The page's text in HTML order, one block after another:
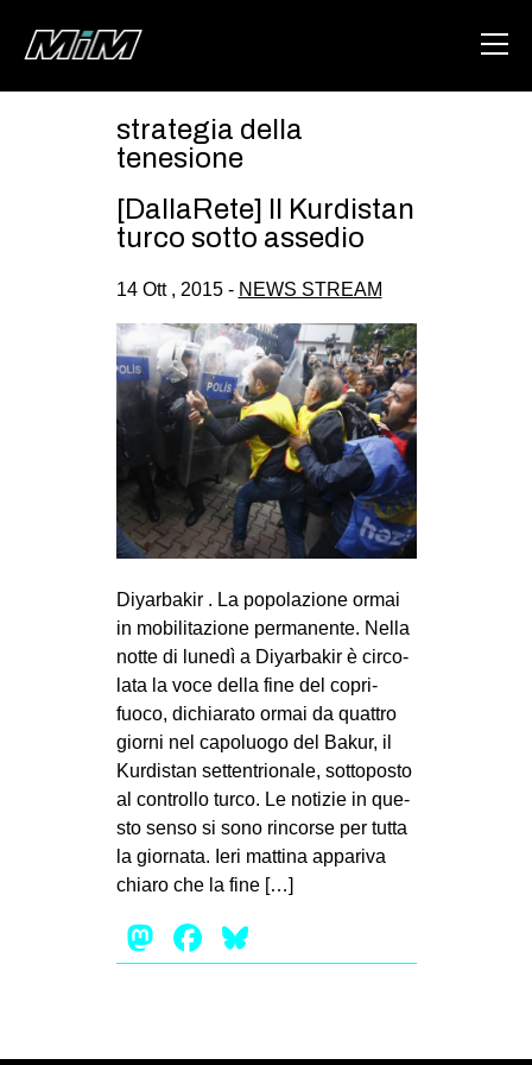
HOME
ABOUT
DEGENERAZIONE
GAZA FREESTYLE
CSOA LAMBRETTA
MSM
STUDENTI TSUNAMI
ZAM
MILANO
SPAZI
SPORT POPOLARE
MOVIMENTI
AMBIENTE
ANTIFASCISMO
DIRITTO ALL’ABITARE
GENERI
PRECARIATO
strategia della
tenesione
[DallaRete] Il Kurdistan
turco sotto assedio
14 Ott , 2015 - NEWS STREAM
Diyarbakir . La popolazione ormai
in mobilitazione permanente. Nella
notte di lunedì a Diyar­ba­kir è cir­co­
lata la voce della fine del copri­
fuoco, dichia­rato ormai da quat­tro
giorni nel capo­luogo del Bakur, il
Kur­di­stan set­ten­trio­nale, sot­to­po­sto
al con­trollo turco. Le noti­zie in que­
sto senso si sono rin­corse per tutta
la gior­nata. Ieri mat­tina appa­riva
chiaro che la fine […]
Mastodon
Facebook